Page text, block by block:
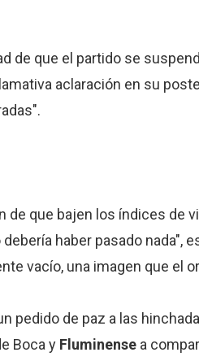
de que el partido se
aclaración en su
de que bajen los índices de
haber pasado nada",
vacío, una imagen que el
pedido de paz a las
Boca yFluminensea